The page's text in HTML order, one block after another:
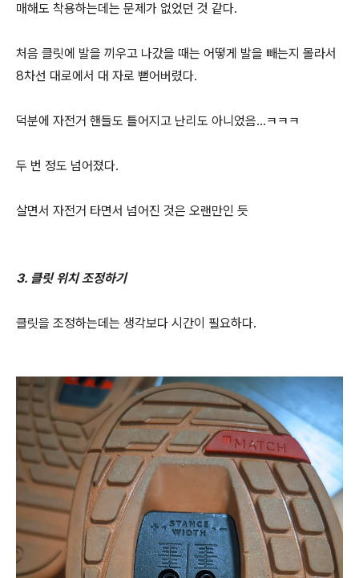
매해도 착용하는데는 문제가 없었던 것 같다.
처음 클릿에 발을 끼우고 나갔을 때는 어떻게 발을 빼는지 몰라서
8차선 대로에서 대 자로 뻗어버렸다.
덕분에 자전거 핸들도 틀어지고 난리도 아니었음...ㅋㅋㅋ
두 번 정도 넘어졌다.
살면서 자전거 타면서 넘어진 것은 오랜만인 듯
3. 클릿 위치 조정하기
클릿을 조정하는데는 생각보다 시간이 필요하다.